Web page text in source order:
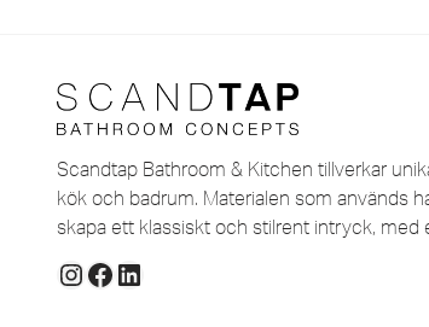
Scandtap Bathroom & Kitchen tillverkar
kök och badrum. Materialen som används
skapa ett klassiskt och stilrent intryck, med